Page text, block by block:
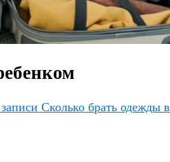
Сколько брать одежды